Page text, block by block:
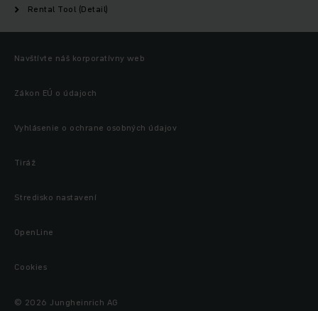
Rental Tool (Detail)
Navštívte náš korporatívny web
Zákon EÚ o údajoch
Vyhlásenie o ochrane osobných údajov
Tiráž
Stredisko nastavení
OpenLine
Cookies
© 2026 Jungheinrich AG